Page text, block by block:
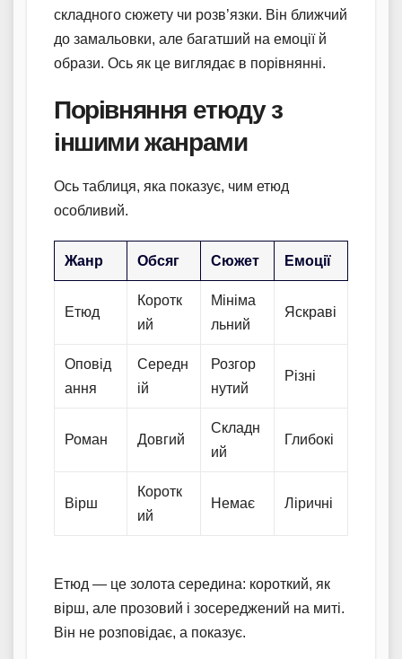
складного сюжету чи розв’язки. Він ближчий
до замальовки, але багатший на емоції й
образи. Ось як це виглядає в порівнянні.
Порівняння етюду з
іншими жанрами
Ось таблиця, яка показує, чим етюд
особливий.
Жанр Обсяг Сюжет Емоції
Етюд
Коротк
ий
Мініма
льний
Яскраві
Оповід
ання
Середн
ій
Розгор
нутий
Різні
Роман Довгий
Складн
ий
Глибокі
Вірш
Коротк
ий
Немає Ліричні
Етюд — це золота середина: короткий, як
вірш, але прозовий і зосереджений на миті.
Він не розповідає, а показує.